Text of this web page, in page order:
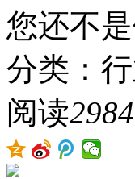
您还不
分类：
阅读2984